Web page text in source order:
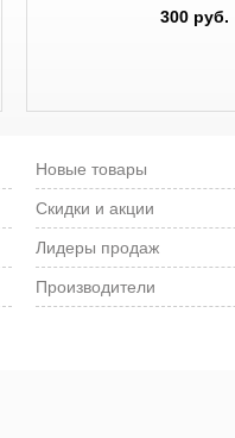
300 руб.
Новые товары
Скидки и акции
Лидеры продаж
Производители